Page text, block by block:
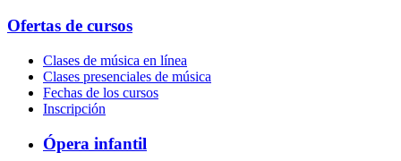
Ofertas de cursos
Clases de música en línea
Clases presenciales de música
Fechas de los cursos
Inscripción
Ópera infantil